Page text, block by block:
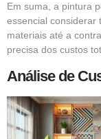
Em suma, a pintura
essencial considerar
materiais até a
precisa dos custos
Análise de